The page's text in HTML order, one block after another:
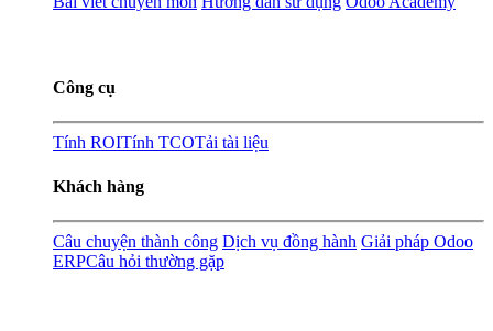
Công cụ
Tính ROITính TCOTải tài liệu
Khách hàng
Câu chuyện thành công Dịch vụ đồng hành Giải pháp Odoo
ERPCâu hỏi thường gặp